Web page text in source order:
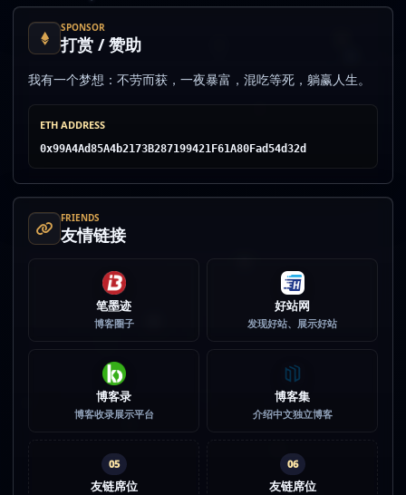
SPONSOR
打赏 / 赞助
我有一个梦想：不劳而获，一夜暴富，混吃等死，躺赢人生。
ETH ADDRESS
0x99A4Ad85A4b2173B287199421F61A80Fad54d32d
FRIENDS
友情链接
笔墨迹
博客圈子
好站网
发现好站、展示好站
博客录
博客收录展示平台
博客集
介绍中文独立博客
05
友链席位
06
友链席位